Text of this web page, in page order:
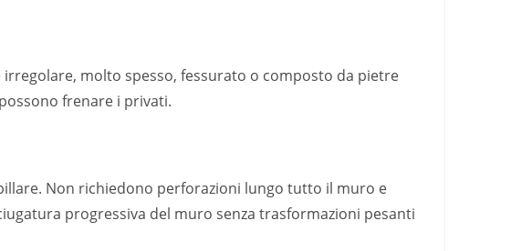
irregolare, molto spesso, fessurato o composto da pietre
frenare i privati.
Non richiedono perforazioni lungo tutto il muro e
progressiva del muro senza trasformazioni pesanti